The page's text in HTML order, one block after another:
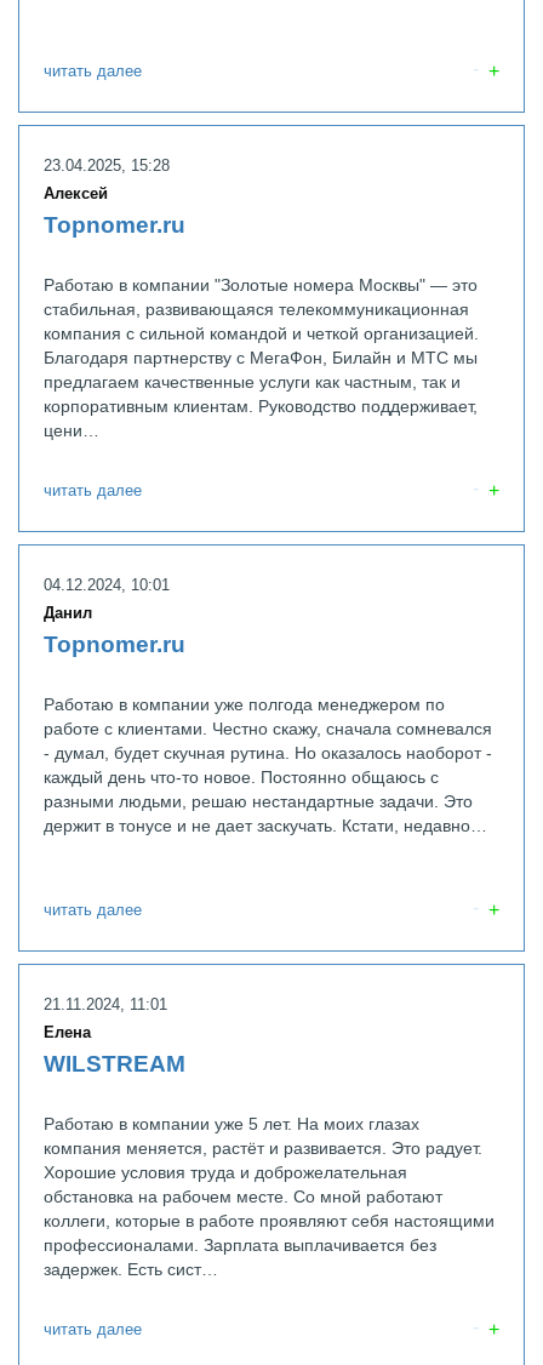
читать далее
23.04.2025, 15:28
Алексей
Topnomer.ru
Работаю в компании "Золотые номера Москвы" — это
стабильная, развивающаяся телекоммуникационная
компания с сильной командой и четкой организацией.
Благодаря партнерству с МегаФон, Билайн и МТС мы
предлагаем качественные услуги как частным, так и
корпоративным клиентам. Руководство поддерживает,
цени…
читать далее
04.12.2024, 10:01
Данил
Topnomer.ru
Работаю в компании уже полгода менеджером по
работе с клиентами. Честно скажу, сначала сомневался
- думал, будет скучная рутина. Но оказалось наоборот -
каждый день что-то новое. Постоянно общаюсь с
разными людьми, решаю нестандартные задачи. Это
держит в тонусе и не дает заскучать. Кстати, недавно…
читать далее
21.11.2024, 11:01
Елена
WILSTREAM
Работаю в компании уже 5 лет. На моих глазах
компания меняется, растёт и развивается. Это радует.
Хорошие условия труда и доброжелательная
обстановка на рабочем месте. Cо мной работают
коллеги, которые в работе проявляют себя настоящими
профессионалами. Зарплата выплачивается без
задержек. Есть сист…
читать далее